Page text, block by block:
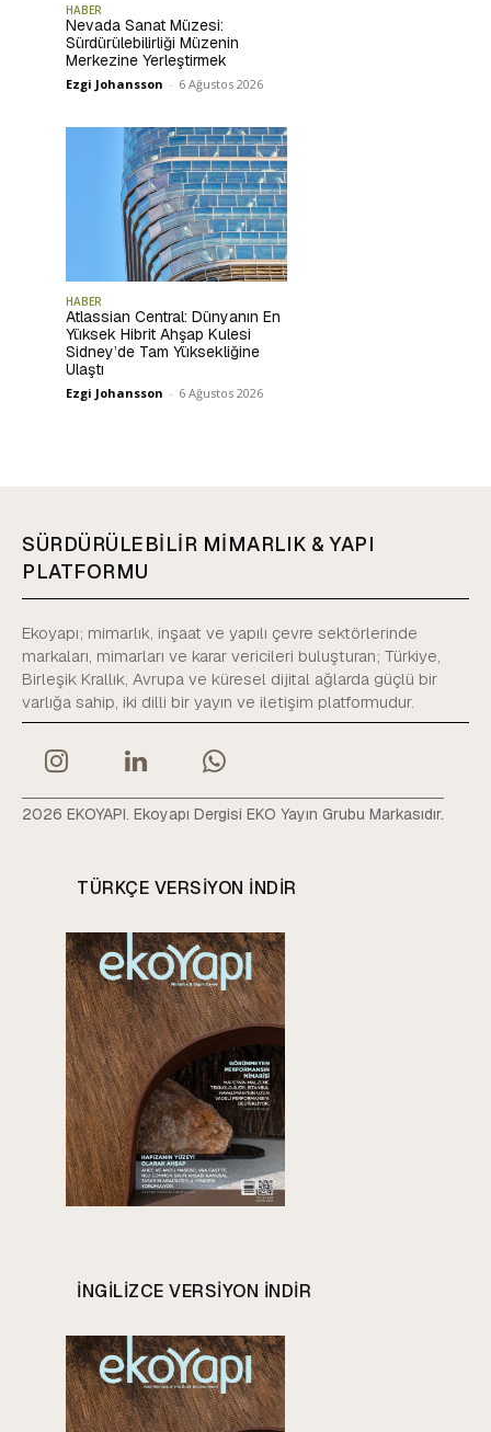
HABER
Nevada Sanat Müzesi:
Sürdürülebilirliği Müzenin
Merkezine Yerleştirmek
Ezgi Johansson - 6 Ağustos 2026
HABER
Atlassian Central: Dünyanın En
Yüksek Hibrit Ahşap Kulesi
Sidney’de Tam Yüksekliğine
Ulaştı
Ezgi Johansson - 6 Ağustos 2026
SÜRDÜRÜLEBİLİR MİMARLIK & YAPI
PLATFORMU
Ekoyapı; mimarlık, inşaat ve yapılı çevre sektörlerinde
markaları, mimarları ve karar vericileri buluşturan; Türkiye,
Birleşik Krallık, Avrupa ve küresel dijital ağlarda güçlü bir
varlığa sahip, iki dilli bir yayın ve iletişim platformudur.
2026 EKOYAPI. Ekoyapı Dergisi EKO Yayın Grubu Markasıdır.
TÜRKÇE VERSIYON INDIR
INGILIZCE VERSIYON INDIR